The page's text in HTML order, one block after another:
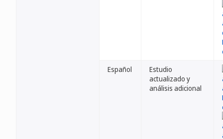
Español
Estudio
actualizado y
análisis adicional